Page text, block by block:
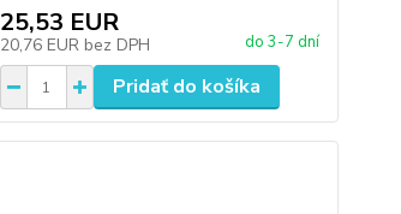
25,53 EUR
20,76 EUR bez DPH do 3-7 dní
Pridať do košíka